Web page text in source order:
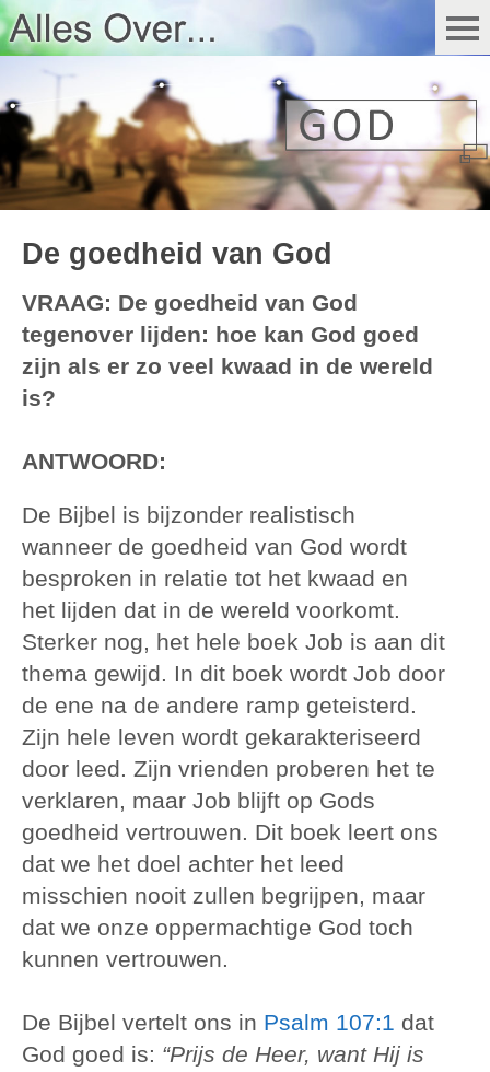
De goedheid van God
VRAAG: De goedheid van God
tegenover lijden: hoe kan God goed
zijn als er zo veel kwaad in de wereld
is?
ANTWOORD:
De Bijbel is bijzonder realistisch
wanneer de goedheid van God wordt
besproken in relatie tot het kwaad en
het lijden dat in de wereld voorkomt.
Sterker nog, het hele boek Job is aan dit
thema gewijd. In dit boek wordt Job door
de ene na de andere ramp geteisterd.
Zijn hele leven wordt gekarakteriseerd
door leed. Zijn vrienden proberen het te
verklaren, maar Job blijft op Gods
goedheid vertrouwen. Dit boek leert ons
dat we het doel achter het leed
misschien nooit zullen begrijpen, maar
dat we onze oppermachtige God toch
kunnen vertrouwen.
De Bijbel vertelt ons in Psalm 107:1 dat
God goed is: “Prijs de Heer, want Hij is